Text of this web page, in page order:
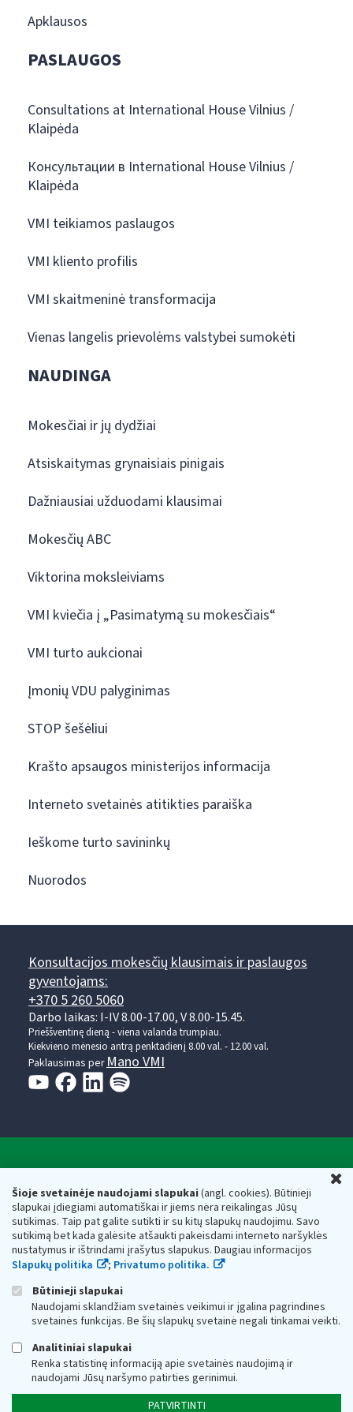
Šioje svetainėje naudojami slapukai(angl. cookies). Būtinieji
slapukai įdiegiami automatiškai ir jiems nėra reikalingas Jūsų
sutikimas. Taip pat galite sutikti ir su kitų slapukų naudojimu. Savo
sutikimą bet kada galėsite atšaukti pakeisdami interneto naršyklės
nustatymus ir ištrindami įrašytus slapukus. Daugiau informacijos
Slapukų politika
; Privatumo politika.
Būtinieji slapukai
Naudojami sklandžiam svetainės veikimui ir įgalina pagrindines
svetainės funkcijas. Be šių slapukų svetainė negali tinkamai veikti.
Analitiniai slapukai
Renka statistinę informaciją apie svetainės naudojimą ir
naudojami Jūsų naršymo patirties gerinimui.
PATVIRTINTI
Apklausos
PASLAUGOS
Consultations at International House Vilnius /
Klaipėda
Консультации в International House Vilnius /
Klaipėda
VMI teikiamos paslaugos
VMI kliento profilis
VMI skaitmeninė transformacija
Vienas langelis prievolėms valstybei sumokėti
NAUDINGA
Mokesčiai ir jų dydžiai
Atsiskaitymas grynaisiais pinigais
Dažniausiai užduodami klausimai
Mokesčių ABC
Viktorina moksleiviams
VMI kviečia į „Pasimatymą su mokesčiais“
VMI turto aukcionai
Įmonių VDU palyginimas
STOP šešėliui
Krašto apsaugos ministerijos informacija
Interneto svetainės atitikties paraiška
Ieškome turto savininkų
Nuorodos
Konsultacijos mokesčių klausimais ir paslaugos
gyventojams:
+370 5 260 5060
Darbo laikas: I-IV 8.00-17.00, V 8.00-15.45.
Prieššventinę dieną - viena valanda trumpiau.
Kiekvieno mėnesio antrą penktadienį 8.00 val. - 12.00 val.
Paklausimas per Mano VMI
Respublikos finansų ministerijos
Biudžetinė įstaiga. Juridinio asmens kodas — 188659752,
adresas: Vasario 16-osios g. 14, 01107 Vilnius, Lietuva, el.paštas:
vmi@vmi.lt, E. pristatymo dėžutės adresas 188659752
Duomenys apie Valstybinę mokesčių inspekciją prie Lietuvos
Respublikos finansų ministerijos kaupiami ir saugomi Juridinių